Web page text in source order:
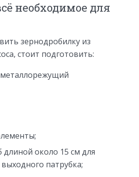
необходимое для
зернодробилку из
стоит подготовить:
длиной около 15 см для
патрубка;